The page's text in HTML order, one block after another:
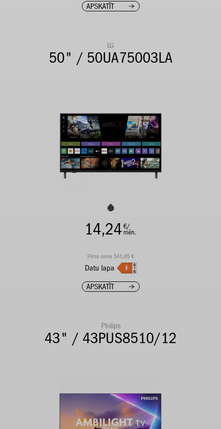
APSKATĪT
LG
50" / 50UA75003LA
14,24€/
mēn.
Pilna cena 341,65 €
Datu lapa
APSKATĪT
Philips
43" / 43PUS8510/12